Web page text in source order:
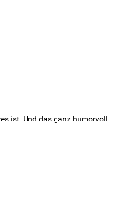
ist. Und das ganz humorvoll.